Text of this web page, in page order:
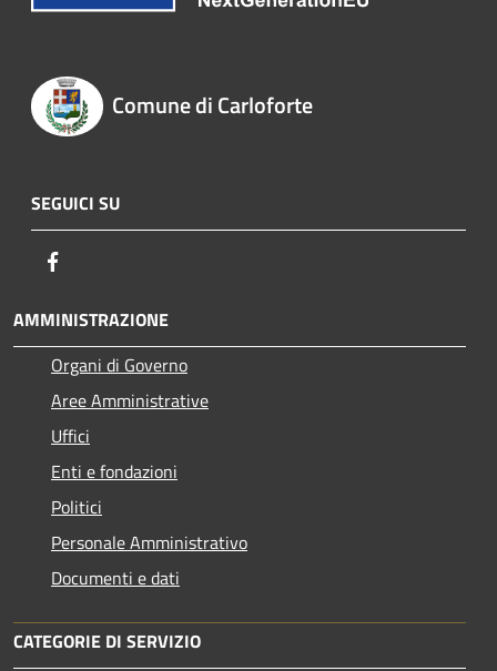
Comune di Carloforte
SEGUICI SU
AMMINISTRAZIONE
Organi di Governo
Aree Amministrative
Uffici
Enti e fondazioni
Politici
Personale Amministrativo
Documenti e dati
CATEGORIE DI SERVIZIO